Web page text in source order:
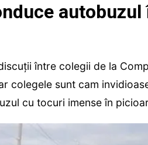
autobuzul
între colegii de la
colegele sunt cam
cu tocuri imense în